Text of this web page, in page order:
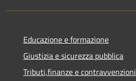
Educazione e formazione
Giustizia e sicurezza pubblica
Tributi,finanze e contravvenzioni